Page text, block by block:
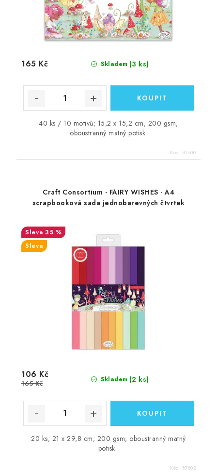
Skladem (3 ks)
165 Kč
40 ks / 10 motivů; 15,2 x 15,2 cm; 200 gsm;
oboustranný matný potisk.
Kód: 87600
Craft Consortium - FAIRY WISHES - A4
scrapbooková sada jednobarevných čtvrtek
35 %
Sleva
Skladem (2 ks)
106 Kč
165 Kč
20 ks; 21 x 29,8 cm; 200 gsm; oboustranný matný
potisk.
Kód: 87602